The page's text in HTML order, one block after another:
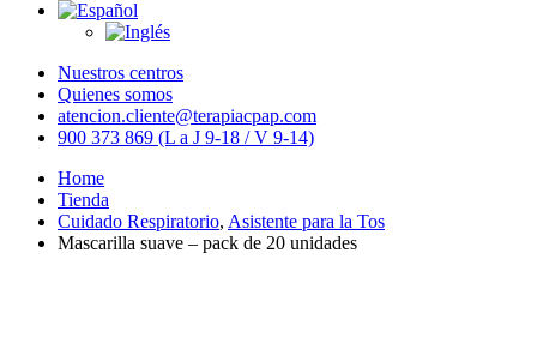
Nuestros centros
Quienes somos
atencion.cliente@terapiacpap.com
900 373 869 (L a J 9-18 / V 9-14)
Home
Tienda
Cuidado Respiratorio, Asistente para la Tos
Mascarilla suave – pack de 20 unidades